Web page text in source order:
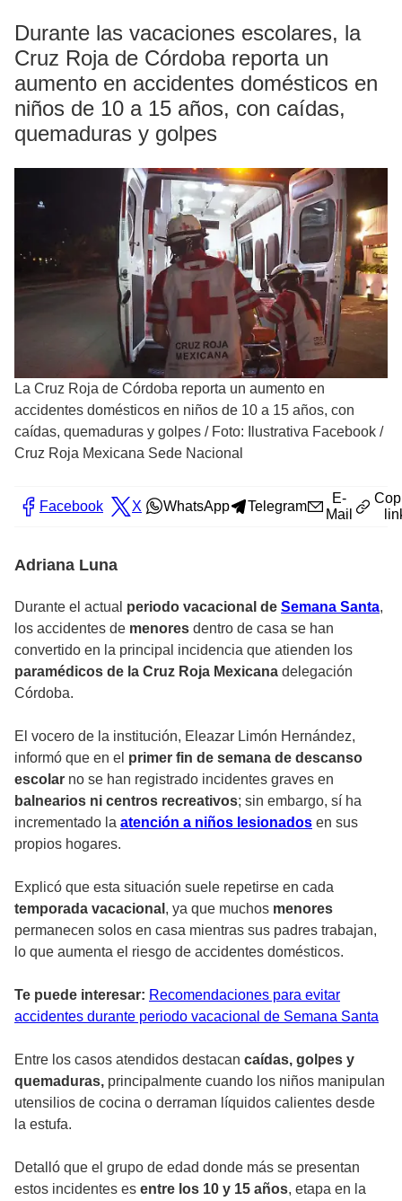
Durante las vacaciones escolares, la
Cruz Roja de Córdoba reporta un
aumento en accidentes domésticos en
niños de 10 a 15 años, con caídas,
quemaduras y golpes
La Cruz Roja de Córdoba reporta un aumento en
accidentes domésticos en niños de 10 a 15 años, con
caídas, quemaduras y golpes / Foto: Ilustrativa Facebook /
Cruz Roja Mexicana Sede Nacional
Facebook X WhatsApp Telegram
E-
Mail
Adriana Luna
Durante el actual periodo vacacional de Semana Santa,
los accidentes de menores dentro de casa se han
convertido en la principal incidencia que atienden los
paramédicos de la Cruz Roja Mexicana delegación
Córdoba.
El vocero de la institución, Eleazar Limón Hernández,
informó que en el primer fin de semana de descanso
escolar no se han registrado incidentes graves en
balnearios ni centros recreativos; sin embargo, sí ha
incrementado la atención a niños lesionados en sus
propios hogares.
Explicó que esta situación suele repetirse en cada
temporada vacacional , ya que muchos menores
permanecen solos en casa mientras sus padres trabajan,
lo que aumenta el riesgo de accidentes domésticos.
Te puede interesar: Recomendaciones para evitar
accidentes durante periodo vacacional de Semana Santa
Entre los casos atendidos destacan caídas, golpes y
quemaduras, principalmente cuando los niños manipulan
utensilios de cocina o derraman líquidos calientes desde
la estufa.
Detalló que el grupo de edad donde más se presentan
estos incidentes es entre los 10 y 15 años, etapa en la